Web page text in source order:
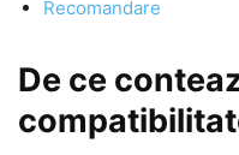
Recomandare
De ce